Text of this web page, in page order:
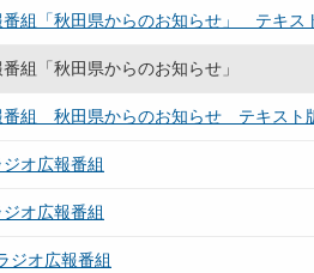
組「秋田県からのお知らせ」 テキス
組「秋田県からのお知らせ」
組 秋田県からのお知らせ テキスト
オ広報番組
オ広報番組
ジオ広報番組